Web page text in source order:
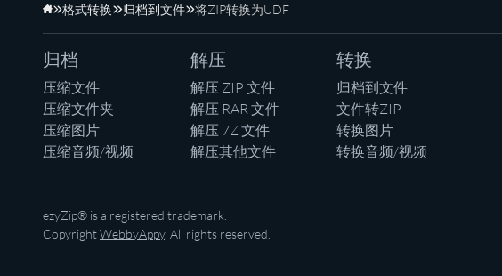
主页
格式转换 归档到文件 将ZIP转换为UDF
归档
压缩文件
压缩文件夹
压缩图片
压缩音频/视频
解压
解压 ZIP 文件
解压 RAR 文件
解压 7Z 文件
解压其他文件
转换
归档到文件
文件转ZIP
转换图片
转换音频/视频
ezyZip® is a registered trademark.
CopyrightWebbyAppy. All rights reserved.